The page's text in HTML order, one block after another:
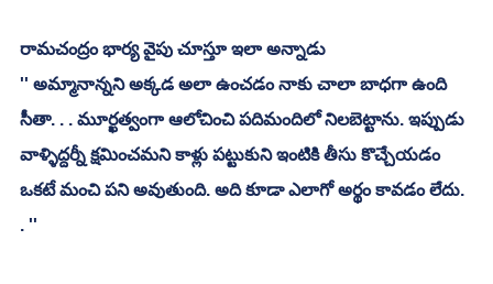
రామచంద్రం భార్య వైపు చూస్తూ ఇలా అన్నాడు
'' అమ్మానాన్నని అక్కడ అలా ఉంచడం నాకు చాలా బాధగా ఉంది
సీతా. . . మూర్ఖత్వంగా ఆలోచించి పదిమందిలో నిలబెట్టాను. ఇప్పుడు
వాళ్ళిద్దర్నీ క్షమించమని కాళ్లు పట్టుకుని ఇంటికి తీసు కొచ్చేయడం
ఒకటే మంచి పని అవుతుంది. అది కూడా ఎలాగో అర్థం కావడం లేదు.
. ''